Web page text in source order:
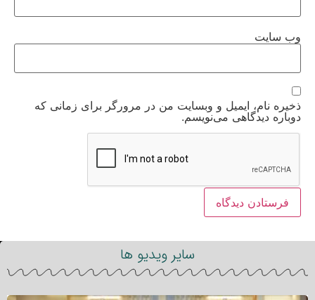
وب‌ سایت
ذخیره نام، ایمیل و وبسایت من در مرورگر برای زمانی که
دوباره دیدگاهی می‌نویسم.
سایر ویدیو ها